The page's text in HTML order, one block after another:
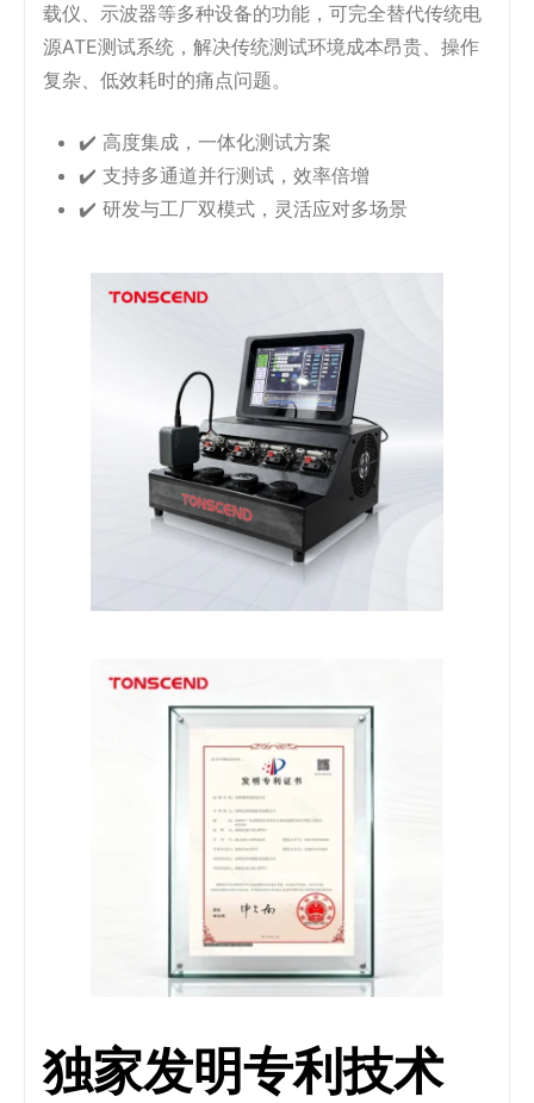
载仪、示波器等多种设备的功能，可完全替代传统电
源ATE测试系统，解决传统测试环境成本昂贵、操作
复杂、低效耗时的痛点问题。
✔️ 高度集成，一体化测试方案
✔️ 支持多通道并行测试，效率倍增
✔️ 研发与工厂双模式，灵活应对多场景
独家发明专利技术